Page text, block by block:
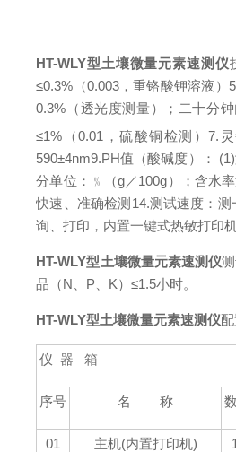
HT-WLY型土壤微量元素速测仪
≤0.3% （0.003，重铬酸钾溶液）
0.3% （透光度测量）；二十分
≤1% （0.01 ，硫酸铜检测）7.
590±4nm9.PH值（酸碱度）： (1)
分单位：﹪（g／100g）；含水
快速、准确检测 14.测试速度：测
询、打印，内置一键式热敏打印机
HT-WLY型土壤微量元素速测仪
品（N P K）≤1.5小时。
HT-WLY型土壤微量元素速测仪配
仪 器 箱
序号 名 称
01 主机(内置打印机) 1